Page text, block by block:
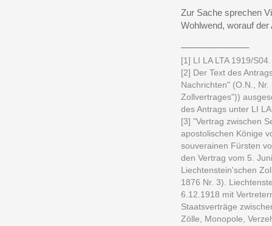
Zur Sache sprechen
Wohlwend, worauf
[1] LI LA LTA 1919/S04.
[2] Der Text des
Nachrichten" (O.N.,
Zollvertrages"))
des Antrags unter LI
[3] "Vertrag zwischen
apostolischen Könige
souverainen Fürsten
den Vertrag vom 5.
Liechtenstein'schen
1876 Nr. 3).
6.12.1918 mit
Staatsverträge
Zölle, Monopole,